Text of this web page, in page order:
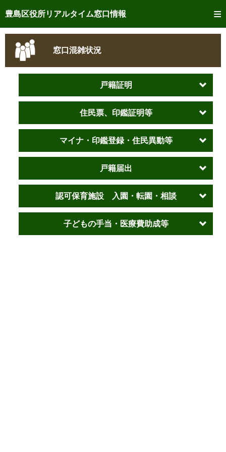
豊島区役所リアルタイム窓口情報
トップページへ
ご利用方法
事前予約
リアルタイム窓口混雑状況
リアルタイム交付状況確認
窓口混雑状況
戸籍証明
住民票、印鑑証明等
マイナ・印鑑登録・住民異動等
戸籍届出
認可保育施設 入園・転園・相談
子どもの手当・医療費助成等